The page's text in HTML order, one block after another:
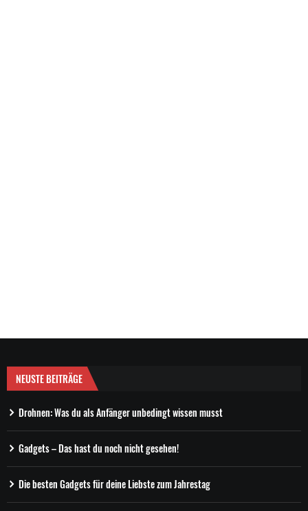
NEUSTE BEITRÄGE
Drohnen: Was du als Anfänger unbedingt wissen musst
Gadgets – Das hast du noch nicht gesehen!
Die besten Gadgets für deine Liebste zum Jahrestag